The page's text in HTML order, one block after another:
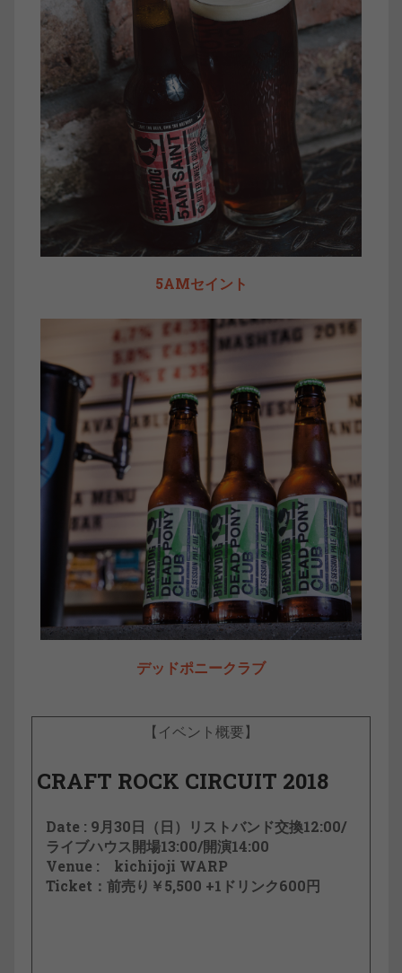
5AMセイント
デッドポニークラブ
【イベント概要】
CRAFT ROCK CIRCUIT 2018
Date : 9月30日（日）リストバンド交換12:00/
ライブハウス開場13:00/開演14:00
Venue : kichijoji WARP
Ticket：前売り￥5,500 +1ドリンク600円